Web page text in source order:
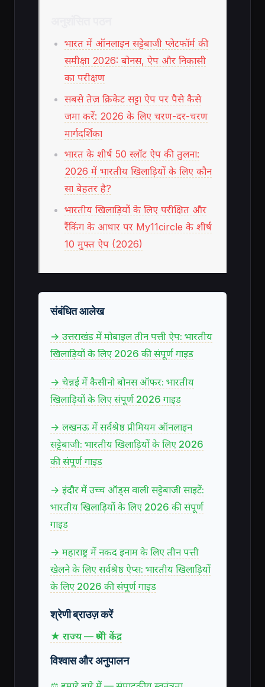
भारत में ऑनलाइन सट्टेबाजी प्लेटफॉर्म की
समीक्षा 2026: बोनस, ऐप और निकासी
का परीक्षण
सबसे तेज़ क्रिकेट सट्टा ऐप पर पैसे कैसे
जमा करें: 2026 के लिए चरण-दर-चरण
मार्गदर्शिका
भारत के शीर्ष 50 स्लॉट ऐप की तुलना:
2026 में भारतीय खिलाड़ियों के लिए कौन
सा बेहतर है?
भारतीय खिलाड़ियों के लिए परीक्षित और
रैंकिंग के आधार पर My11circle के शीर्ष
10 मुफ्त ऐप (2026)
संबंधित आलेख
→ उत्तराखंड में मोबाइल तीन पत्ती ऐप: भारतीय
खिलाड़ियों के लिए 2026 की संपूर्ण गाइड
→ चेन्नई में कैसीनो बोनस ऑफर: भारतीय
खिलाड़ियों के लिए संपूर्ण 2026 गाइड
→ लखनऊ में सर्वश्रेष्ठ प्रीमियम ऑनलाइन
सट्टेबाजी: भारतीय खिलाड़ियों के लिए 2026
की संपूर्ण गाइड
→ इंदौर में उच्च ऑड्स वाली सट्टेबाजी साइटें:
भारतीय खिलाड़ियों के लिए 2026 की संपूर्ण
गाइड
→ महाराष्ट्र में नकद इनाम के लिए तीन पत्ती
खेलने के लिए सर्वश्रेष्ठ ऐप्स: भारतीय खिलाड़ियों
के लिए 2026 की संपूर्ण गाइड
श्रेणी ब्राउज़ करें
★ राज्य — श्रेणी केंद्र
विश्वास और अनुपालन